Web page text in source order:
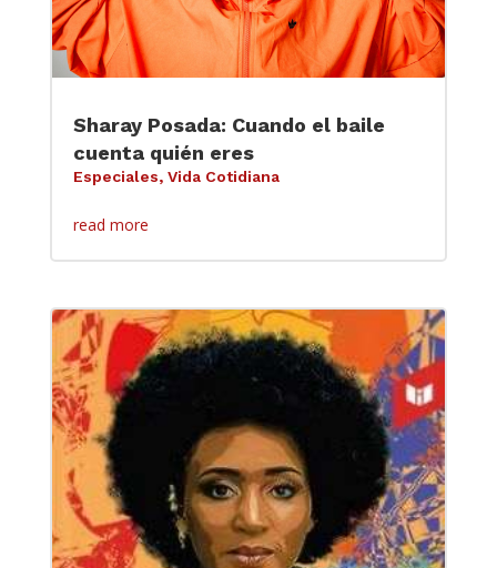
Sharay Posada: Cuando el baile
cuenta quién eres
Especiales, Vida Cotidiana
read more